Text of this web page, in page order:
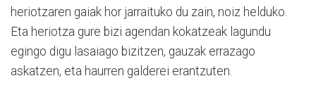
heriotzaren gaiak hor jarraituko du zain, noiz helduko.
Eta heriotza gure bizi agendan kokatzeak lagundu
egingo digu lasaiago bizitzen, gauzak errazago
askatzen, eta haurren galderei erantzuten.